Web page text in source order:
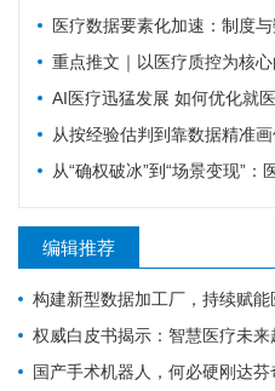
医疗数据要素化加速：制度与数据“双
重点推文｜以医疗质控为核心的医院
AI医疗迅猛发展 如何优化就
从按经验估判到靠数据精准画
从“确权破冰”到“场景变现”：医疗数据运
编辑推荐
构建新型数据加工厂，持续赋
权威白皮书揭示：智慧医疗未来
国产手术机器人，何必硬刚达芬